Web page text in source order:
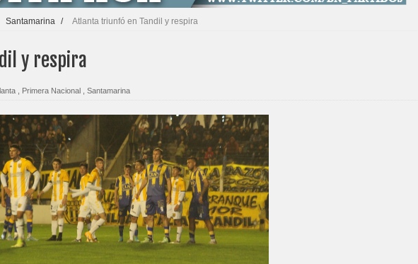
Santamarina / Atlanta triunfó en Tandil y respira
y respira
Primera Nacional Santamarina